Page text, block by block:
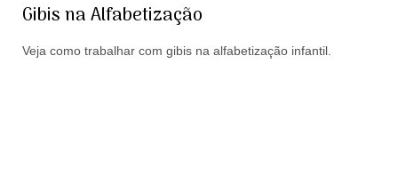
Gibis na Alfabetização
Veja como trabalhar com gibis na alfabetização infantil.